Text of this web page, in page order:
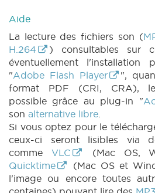
Aide
La lecture des fichiers son (
H.264
) consultables sur
éventuellement l'installation
"Adobe Flash Player
",
format PDF (CRI, CRA),
possible grâce au plug-in "
son alternative libre.
Si vous optez pour le
ceux-ci seront lisibles via
comme VLC
(Mac OS,
Quicktime
(Mac OS et
l'image ou encore toutes